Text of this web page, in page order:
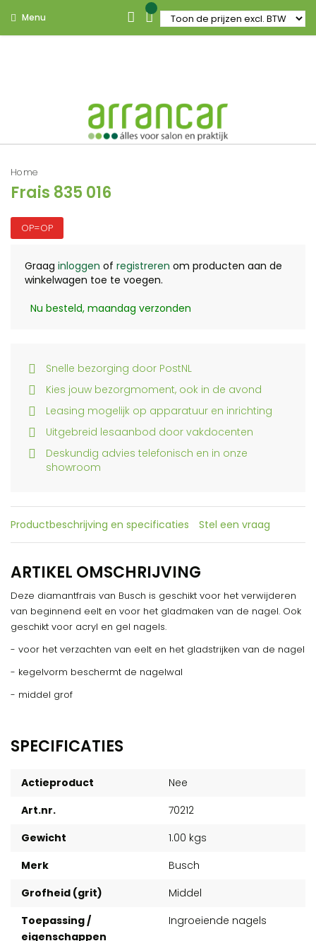
Menu
Home
Frais 835 016
OP=OP
Graag inloggen of registreren om producten aan de
winkelwagen toe te voegen.
Nu besteld, maandag verzonden
Snelle bezorging door PostNL
Kies jouw bezorgmoment, ook in de avond
Leasing mogelijk op apparatuur en inrichting
Uitgebreid lesaanbod door vakdocenten
Deskundig advies telefonisch en in onze
showroom
Productbeschrijving en specificaties Stel een vraag
ARTIKEL OMSCHRIJVING
Deze diamantfrais van Busch is geschikt voor het verwijderen
van beginnend eelt en voor het gladmaken van de nagel. Ook
geschikt voor acryl en gel nagels.
- voor het verzachten van eelt en het gladstrijken van de nagel
- kegelvorm beschermt de nagelwal
- middel grof
SPECIFICATIES
Actieproduct
Nee
Art.nr.
70212
Gewicht
1.00 kgs
Merk
Busch
Grofheid (grit)
Middel
Toepassing /
eigenschappen
Ingroeiende nagels